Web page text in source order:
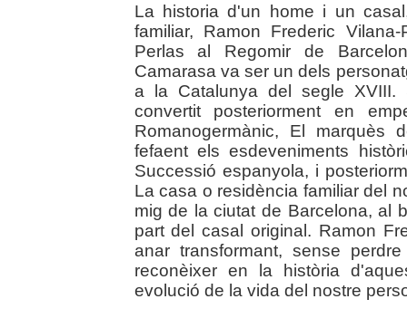
La historia d'un home i un
familiar, Ramon Frederic
Perlas al Regomir de
Camarasa va ser un dels
a la Catalunya del segle XVIII.
convertit posteriorment en
Romanogermànic, El marquès
fefaent els esdeveniments
Successió espanyola, i
La casa o residència familiar del
mig de la ciutat de Barcelona, al
part del casal original. Ramon
anar transformant, sense
reconèixer en la història
evolució de la vida del nostre